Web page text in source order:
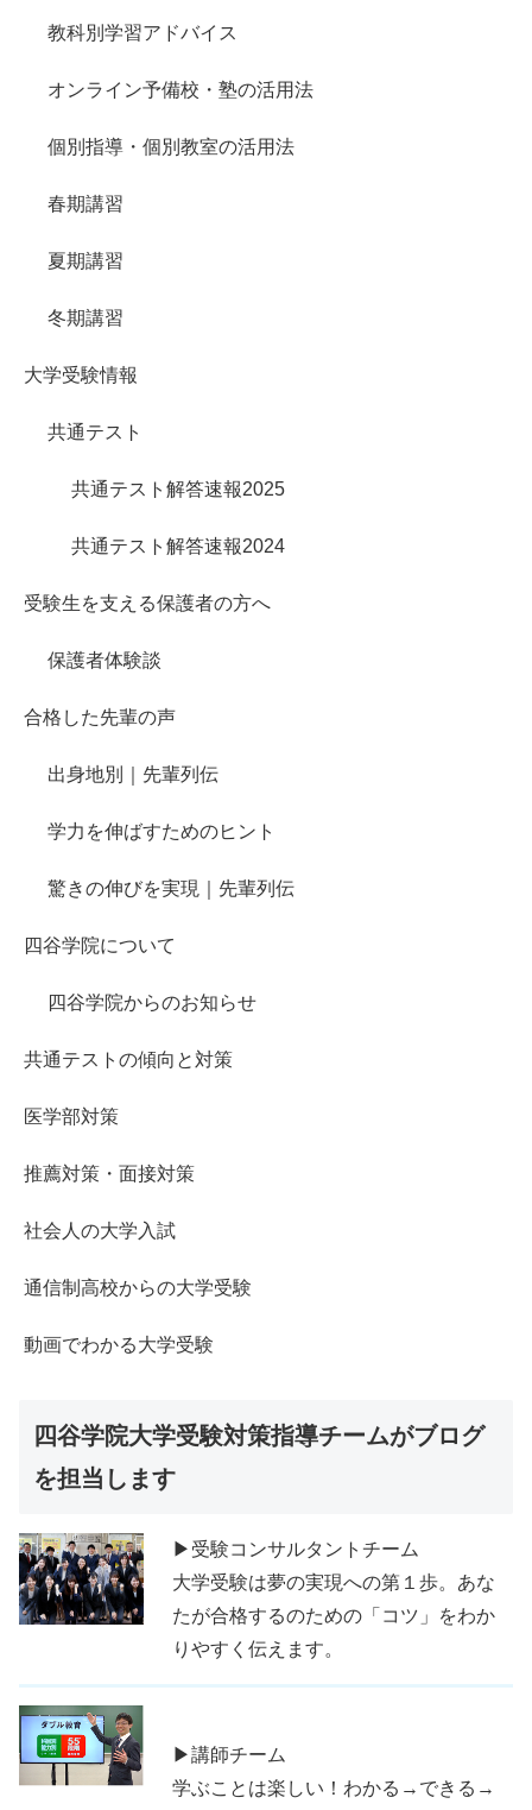
教科別学習アドバイス
オンライン予備校・塾の活用法
個別指導・個別教室の活用法
春期講習
夏期講習
冬期講習
大学受験情報
共通テスト
共通テスト解答速報2025
共通テスト解答速報2024
受験生を支える保護者の方へ
保護者体験談
合格した先輩の声
出身地別｜先輩列伝
学力を伸ばすためのヒント
驚きの伸びを実現｜先輩列伝
四谷学院について
四谷学院からのお知らせ
共通テストの傾向と対策
医学部対策
推薦対策・面接対策
社会人の大学入試
通信制高校からの大学受験
動画でわかる大学受験
四谷学院大学受験対策指導チームがブログ
を担当します
▶受験コンサルタントチーム
大学受験は夢の実現への第１歩。あな
たが合格するのための「コツ」をわか
りやすく伝えます。
▶講師チーム
学ぶことは楽しい！わかる→できる→